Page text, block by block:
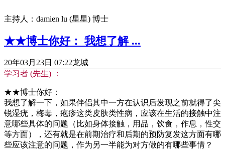
主持人：damien lu (星星) 博士
★★博士你好： 我想了解 ...
20年03月23日 07:22龙城
学习者 (先生) ：
★★博士你好：
我想了解一下，如果伴侣其中一方在认识后发现之前就得了尖
锐湿疣，梅毒，疱疹这类皮肤类性病，应该在生活的接触中注
意哪些具体的问题（比如身体接触，用品，饮食，作息，性交
等方面），还有就是在前期治疗和后期的预防复发这方面有哪
些应该注意的问题，作为另一半能为对方做的有哪些事情？